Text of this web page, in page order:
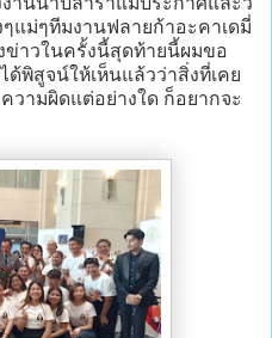
แม่ๆทีมงานฟลายก้าอะคาเดมี่
ข่าวในครั้งนี้สุดท้ายนี้ผมขอ
พิสูจน์ให้เห็นแล้วว่าสิ่งที่เคย
วามผิดแต่อย่างใด ก็อยากจะ